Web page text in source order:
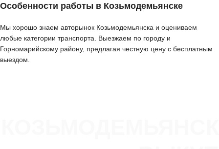
Особенности работы в Козьмодемьянске
Мы хорошо знаем авторынок Козьмодемьянска и оцениваем
любые категории транспорта. Выезжаем по городу и
Горномарийскому району, предлагая честную цену с бесплатным
выездом.